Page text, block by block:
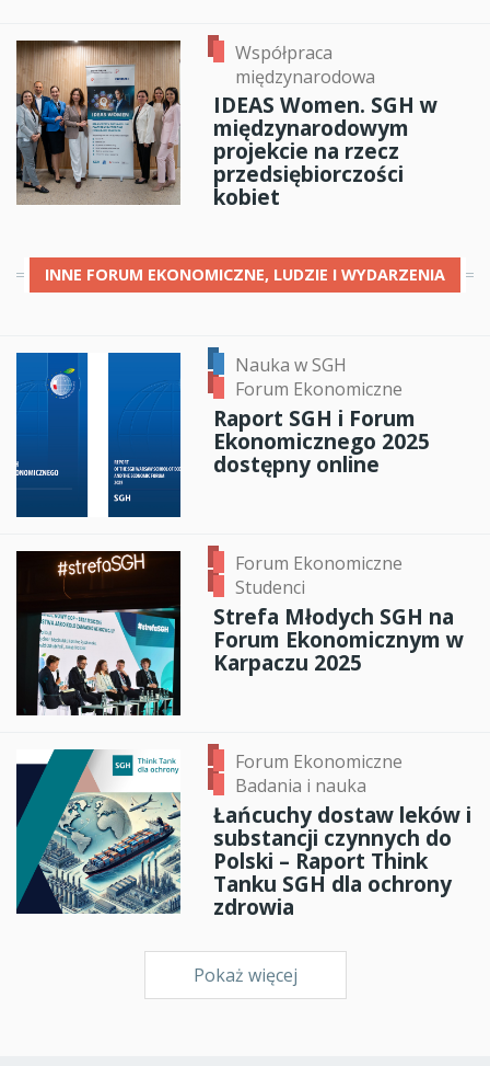
Współpraca
międzynarodowa
IDEAS Women. SGH w
międzynarodowym
projekcie na rzecz
przedsiębiorczości
kobiet
INNE FORUM EKONOMICZNE, LUDZIE I WYDARZENIA
Nauka w SGH
Forum Ekonomiczne
Raport SGH i Forum
Ekonomicznego 2025
dostępny online
Forum Ekonomiczne
Studenci
Strefa Młodych SGH na
Forum Ekonomicznym w
Karpaczu 2025
Forum Ekonomiczne
Badania i nauka
Łańcuchy dostaw leków i
substancji czynnych do
Polski – Raport Think
Tanku SGH dla ochrony
zdrowia
Pokaż więcej